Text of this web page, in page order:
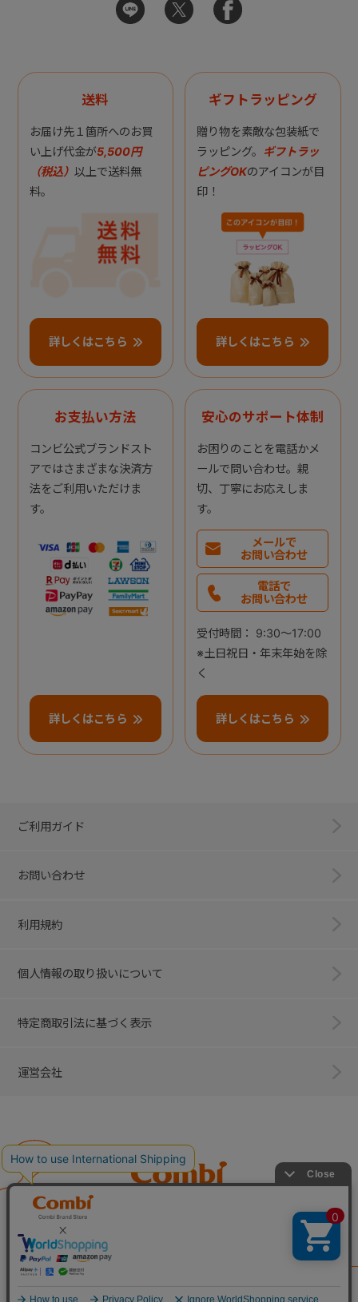
送料
お届け先１箇所へのお買
い上げ代金が5,500円
（税込） 以上で送料無
料。
詳しくはこちら
ギフトラッピング
贈り物を素敵な包装紙で
ラッピング。 ギフトラッ
ピングOKのアイコンが目
印！
詳しくはこちら
お支払い方法
コンビ公式ブランドスト
アではさまざまな決済方
法をご利用いただけま
す。
詳しくはこちら
安心のサポート体制
お困りのことを電話かメ
ールで問い合わせ。親
切、丁寧にお応えしま
す。
メールで
お問い合わせ
電話で
お問い合わせ
受付時間： 9:30～17:00
※土日祝日・年末年始を除
く
詳しくはこちら
ご利用ガイド
お問い合わせ
利用規約
個人情報の取り扱いについて
特定商取引法に基づく表示
運営会社
All Right Reserved. Copyright © Combi Corporation.